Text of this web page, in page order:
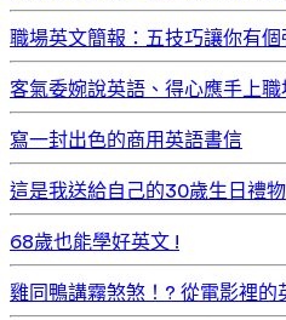
職場英文簡報：五技巧讓你有
客氣委婉說英語、得心應手上職
寫一封出色的商用英語書信
這是我送給自己的30歲生日禮物
68歲也能學好英文 !
雞同鴨講霧煞煞！? 從電影裡